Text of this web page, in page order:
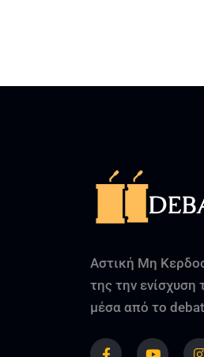
Αστική Μη
της την ενίσχυση
μέσα από το